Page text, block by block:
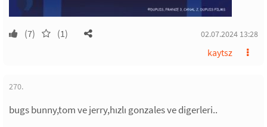
(7) (1) 02.07.2024 13:28
kaytsz
270.
bugs bunny,tom ve jerry,hızlı gonzales ve digerleri..